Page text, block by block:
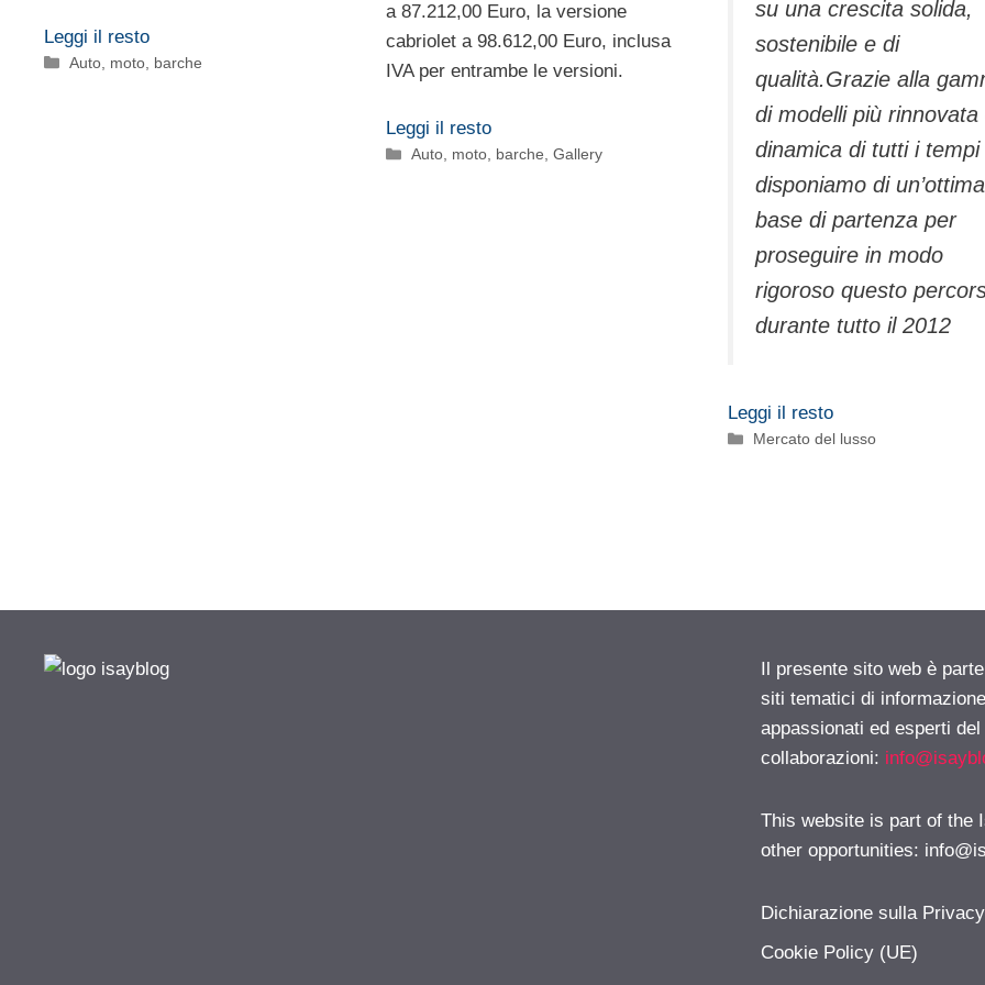
su una crescita solida,
sostenibile e di
qualità.Grazie alla
di modelli più rinnovata
dinamica di tutti i tempi
disponiamo di un’ottima
base di partenza per
proseguire in modo
rigoroso questo
durante tutto il 2012
Leggi il resto
Categorie
Mercato del lusso
Leggi il resto
Categorie
Auto, moto, barche
a 87.212,00 Euro, la versione
cabriolet a 98.612,00 Euro, inclusa
IVA per entrambe le versioni.
Leggi il resto
Categorie
Auto, moto, barche,Gallery
Il presente sito web è
siti tematici di
appassionati ed esperti
collaborazioni:
This website is part of the
other opportunities:
Dichiarazione sulla
Cookie Policy (UE)